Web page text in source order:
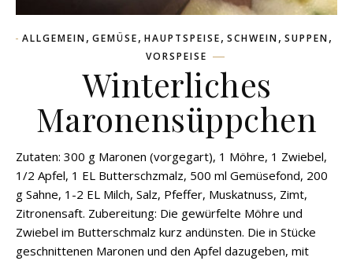
ALLGEMEIN, GEMÜSE, HAUPTSPEISE, SCHWEIN, SUPPEN,
VORSPEISE
Winterliches
Maronensüppchen
Zutaten: 300 g Maronen (vorgegart), 1 Möhre, 1 Zwiebel,
1/2 Apfel, 1 EL Butterschzmalz, 500 ml Gemüsefond, 200
g Sahne, 1-2 EL Milch, Salz, Pfeffer, Muskatnuss, Zimt,
Zitronensaft. Zubereitung: Die gewürfelte Möhre und
Zwiebel im Butterschmalz kurz andünsten. Die in Stücke
geschnittenen Maronen und den Apfel dazugeben, mit